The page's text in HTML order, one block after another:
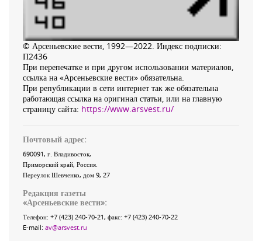
© Арсеньевские вести, 1992—2022. Индекс подписки:
П2436
При перепечатке и при другом использовании материалов,
ссылка на «Арсеньевские вести» обязательна.
При републикации в сети интернет так же обязательна
работающая ссылка на оригинал статьи, или на главную
страницу сайта: https://www.arsvest.ru/
Почтовый адрес:
690091, г. Владивосток,
Приморский край, Россия
Переулок Шевченко, дом 9, 27
Редакция газеты
«Арсеньевские вести»:
Телефон: +7 (423) 240-70-21, факс: +7 (423) 240-70-22
E-mail: av@arsvest.ru